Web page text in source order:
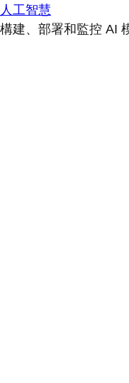
人工智慧
構建、部署和監控 AI